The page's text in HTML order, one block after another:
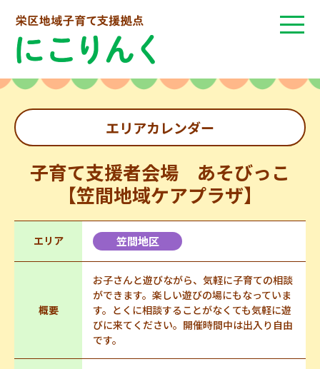
エリアカレンダー
子育て支援者会場 あそびっこ
【笠間地域ケアプラザ】
エリア 笠間地区
概要
お子さんと遊びながら、気軽に子育ての相談
ができます。楽しい遊びの場にもなっていま
す。とくに相談することがなくても気軽に遊
びに来てください。開催時間中は出入り自由
です。